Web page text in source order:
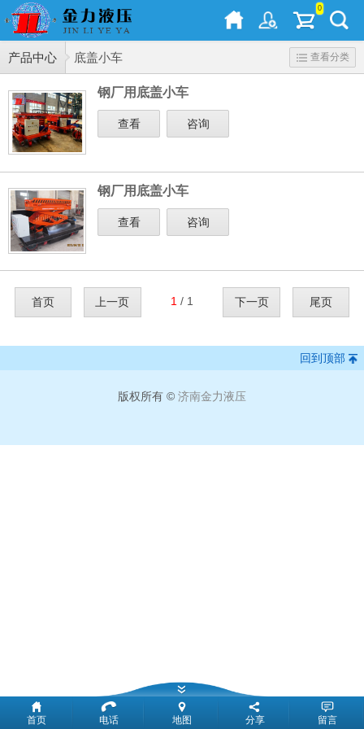
0
产品中心 底盖小车 查看分类
钢厂用底盖小车
查看 咨询
钢厂用底盖小车
查看 咨询
首页 上一页 1 / 1 下一页 尾页
回到顶部
版权所有 © 济南金力液压
首页 电话 地图 分享 留言